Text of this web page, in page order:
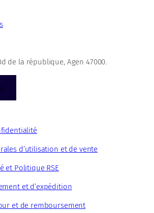
de la république, Agen 47000.
d’utilisation et de vente
et Politique RSE
et d’expédition
et de remboursement